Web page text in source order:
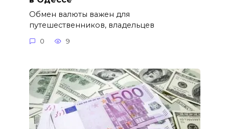
Обмен валюты важен для
путешественников, владельцев
0 9